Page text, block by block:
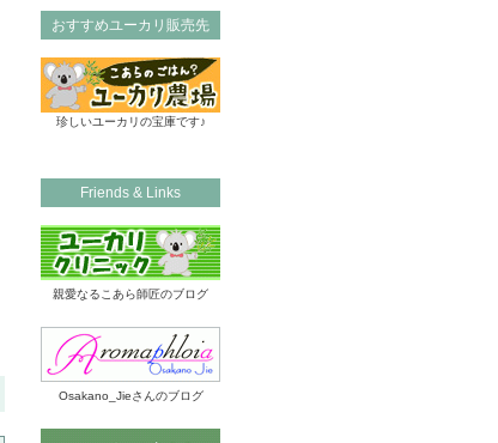
おすすめユーカリ販売先
珍しいユーカリの宝庫です♪
Friends & Links
親愛なるこあら師匠のブログ
Osakano_Jieさんのブログ